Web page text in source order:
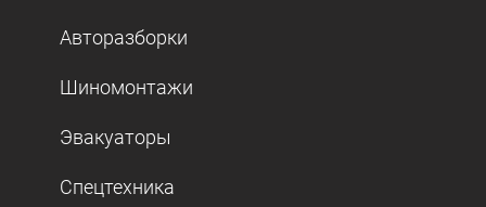
Авторазборки
Шиномонтажи
Эвакуаторы
Спецтехника